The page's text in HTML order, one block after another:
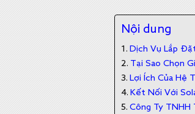
Nội dung
Dịch Vụ Lắp
Tại Sao Chọn
Lợi Ích Của Hệ
Kết Nối Với
Công Ty TNHH